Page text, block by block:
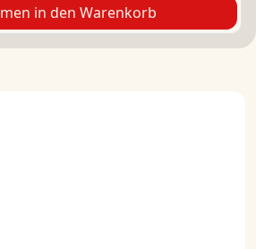
in den Warenkorb